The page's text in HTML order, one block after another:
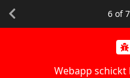
Webapp schickt
6 of7